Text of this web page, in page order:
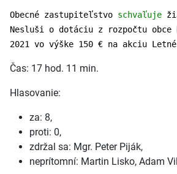
Obecné zastupiteľstvo schvaľuje
Nesluši o dotáciu z rozpočtu obce
2021 vo výške 150 € na akciu
Čas: 17 hod. 11 min.
Hlasovanie:
za: 8,
proti: 0,
zdržal sa: Mgr. Peter Piják,
neprítomní: Martin Lisko, Adam